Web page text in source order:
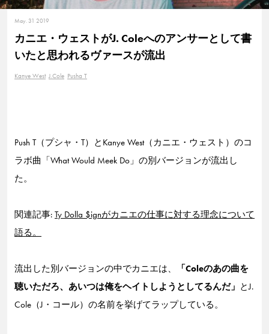
May. 31 2019
カニエ・ウェストがJ. Coleへのアンサーとして書
いたと思われるヴァースが流出
Kanye West J.Cole Pusha T
Push T（プシャ・T）とKanye West（カニエ・ウェスト）のコ
ラボ曲「What Would Meek Do」の別バージョンが流出し
た。
関連記事: Ty Dolla $ignがカニエの仕事に対する理念について
語る。
流出した別バージョンの中でカニエは、
「Coleのあの曲を
聴いただろ、あいつは俺をヘイトしようとしてるんだ」 とJ.
Cole（J・コール）の名前を挙げてラップしている。